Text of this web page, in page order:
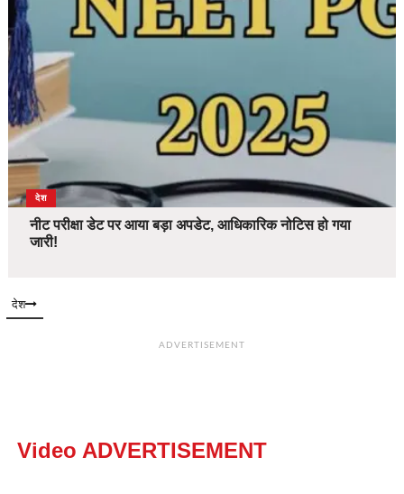
देश
नीट परीक्षा डेट पर आया बड़ा अपडेट, आधिकारिक नोटिस हो गया
जारी!
देश
ADVERTISEMENT
Video ADVERTISEMENT